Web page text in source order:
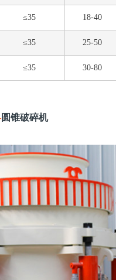
≤35 18-40
≤35 25-50
≤35 30-80
圆锥破碎机